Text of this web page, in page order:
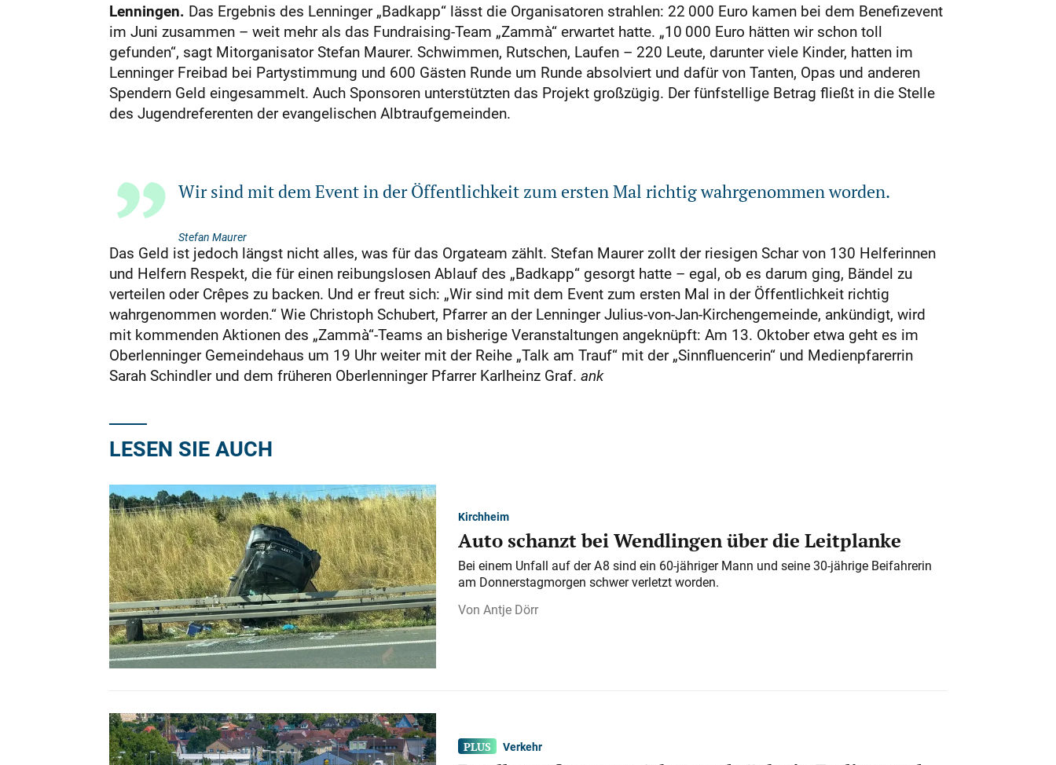
Lenningen. Das Ergebnis des Lenninger „Badkapp“ lässt die Organisatoren strahlen: 22 000 Euro kamen bei dem Benefizevent
im Juni zusammen – weit mehr als das Fundraising-Team „Zammà“ erwartet hatte. „10 000 Euro hätten wir schon toll
gefunden“, sagt Mitorganisator Stefan Maurer. Schwimmen, Rutschen, Laufen – 220 Leute, darunter viele Kinder, hatten im
Lenninger Freibad bei Partystimmung und 600 Gästen Runde um Runde absolviert und dafür von Tanten, Opas und anderen
Spendern Geld eingesammelt. Auch Sponsoren unterstützten das Projekt großzügig. Der fünfstellige Betrag fließt in die Stelle
des Jugendreferenten der evangelischen Albtraufgemeinden.
Wir sind mit dem Event in der Öffentlichkeit zum ersten Mal richtig wahrgenommen worden.
Stefan Maurer
Das Geld ist jedoch längst nicht alles, was für das Orgateam zählt. Stefan Maurer zollt der riesigen Schar von 130 Helferinnen
und Helfern Respekt, die für einen reibungslosen Ablauf des „Badkapp“ gesorgt hatte – egal, ob es darum ging, Bändel zu
verteilen oder Crêpes zu backen. Und er freut sich: „Wir sind mit dem Event zum ersten Mal in der Öffentlichkeit richtig
wahrgenommen worden.“ Wie Christoph Schubert, Pfarrer an der Lenninger Julius-von-Jan-Kirchengemeinde, ankündigt, wird
mit kommenden Aktionen des „Zammà“-Teams an bisherige Veranstaltungen angeknüpft: Am 13. Oktober etwa geht es im
Oberlenninger Gemeindehaus um 19 Uhr weiter mit der Reihe „Talk am Trauf“ mit der „Sinnfluencerin“ und Medienpfarerrin
Sarah Schindler und dem früheren Oberlenninger Pfarrer Karlheinz Graf. ank
LESEN SIE AUCH
Kirchheim
Auto schanzt bei Wendlingen über die Leitplanke
Bei einem Unfall auf der A 8 sind ein 60-jähriger Mann und seine 30-jährige Beifahrerin
am Donnerstagmorgen schwer verletzt worden.
Antje Dörr
Verkehr